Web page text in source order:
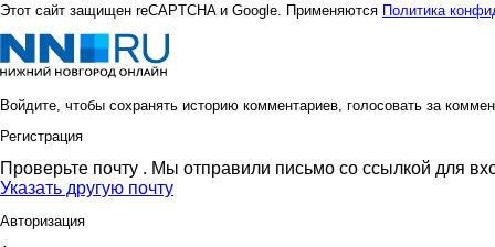
Этот сайт защищен reCAPTCHA и Google. Применяются Политика
Войдите, чтобы сохранять историю комментариев, голосовать за
Регистрация
Проверьте почту . Мы отправили письмо со ссылкой для
Указать другую почту
Авторизация